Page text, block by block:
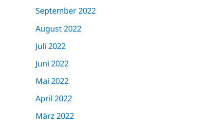
September 2022
August 2022
Juli 2022
Juni 2022
Mai 2022
April 2022
März 2022